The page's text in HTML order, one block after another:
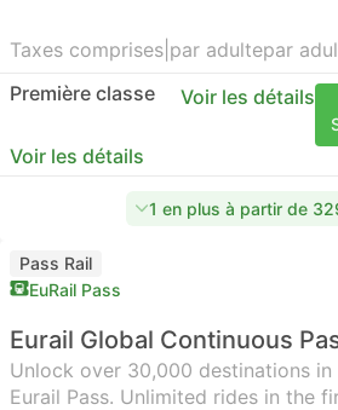
Taxes comprises par adultepar
Première classe
Voir les détails
Voir les détails
1 en plus à partir de
Pass Rail
EuRail Pass
Eurail Global Continuous
Unlock over 30,000 destinations
Eurail Pass. Unlimited rides in the